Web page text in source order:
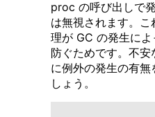
proc の呼び出しで
は無視されます。
理が GC の発生に
防ぐためです。不
に例外の発生の有
しょう。